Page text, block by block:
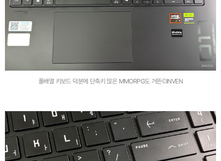
풀배열 키보드 덕분에 단축키 많은 MMORPG도 거뜬©INVEN